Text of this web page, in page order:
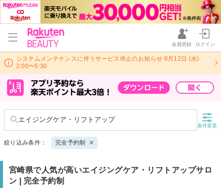
会員登録 ログイン
システムメンテナンスに伴うサービス停止のお知らせ 8月12日 (水)
2:00〜5:30
エイジングケア・リフトアップ
条件変更
絞り込み条件： 完全予約制
宮崎県で人気が高いエイジングケア・リフトアップサロ
ン | 完全予約制